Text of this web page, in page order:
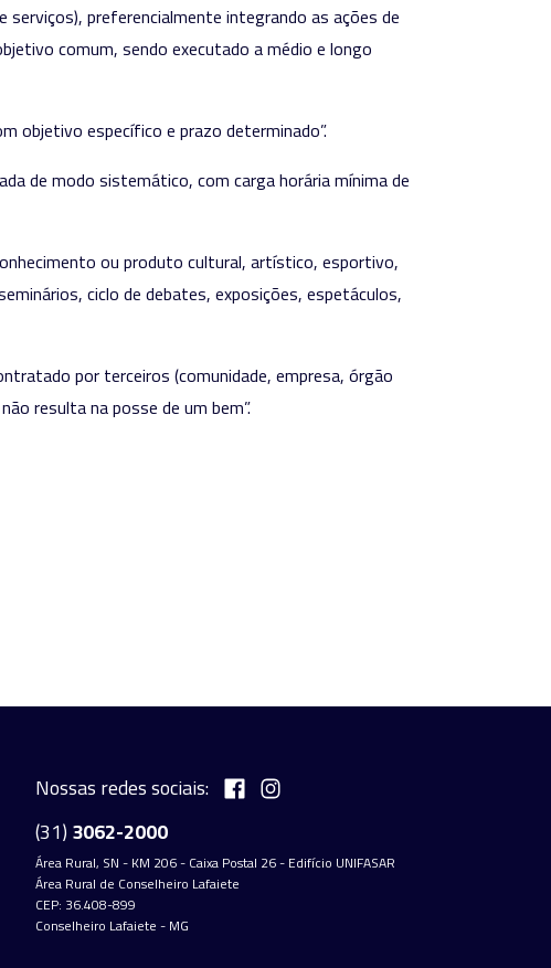
preferencialmente integrando as ações de
comum, sendo executado a médio e longo
objetivo específico e prazo determinado”.
de modo sistemático, com carga horária mínima de
ou produto cultural, artístico, esportivo,
ciclo de debates, exposições, espetáculos,
por terceiros (comunidade, empresa, órgão
resulta na posse de um bem”.
Nossas redes sociais:
(31) 3062-2000
Área Rural, SN - KM 206 - Caixa Postal 26 - Edifício UNIFASAR
Área Rural de Conselheiro Lafaiete
CEP: 36.408-899
Conselheiro Lafaiete - MG